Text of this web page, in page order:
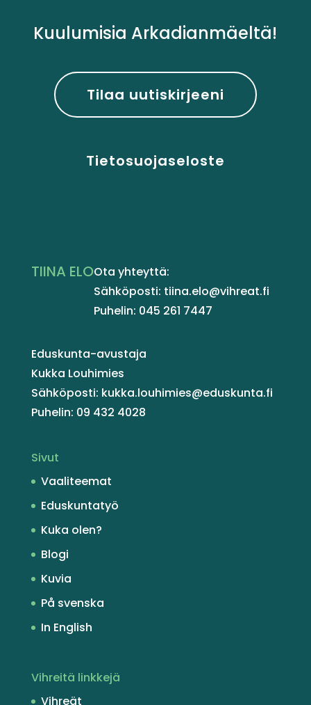
Kuulumisia Arkadianmäeltä!
Tilaa uutiskirjeeni
Tietosuojaseloste
TIINA ELOOta yhteyttä:
Sähköposti: tiina.elo@vihreat.fi
Puhelin: 045 261 7447
Eduskunta-avustaja
Kukka Louhimies
Sähköposti: kukka.louhimies@eduskunta.fi
Puhelin: 09 432 4028
Sivut
Vaaliteemat
Eduskuntatyö
Kuka olen?
Blogi
Kuvia
På svenska
In English
Vihreitä linkkejä
Vihreät